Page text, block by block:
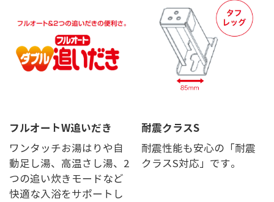
フルオートW追いだき
ワンタッチお湯はりや自
動足し湯、高温さし湯、2
つの追い炊きモードなど
快適な入浴をサポートし
耐震クラスS
耐震性能も安心の「耐震
クラスS対応」です。